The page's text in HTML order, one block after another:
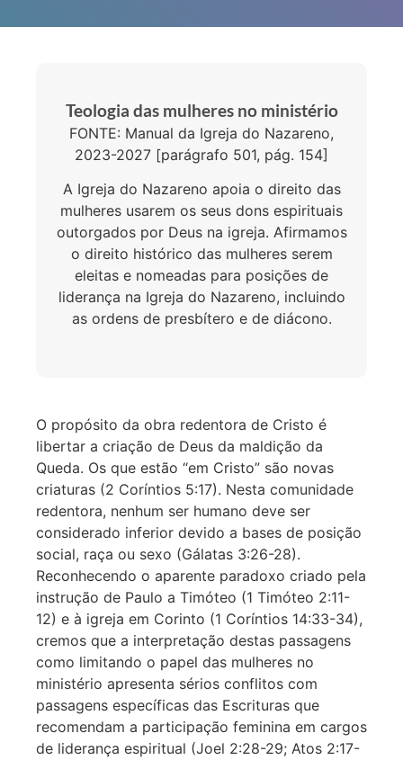
Teologia das mulheres no ministério
FONTE: Manual da Igreja do Nazareno,
2023-2027 [parágrafo 501, pág. 154]
A Igreja do Nazareno apoia o direito das
mulheres usarem os seus dons espirituais
outorgados por Deus na igreja. Afirmamos
o direito histórico das mulheres serem
eleitas e nomeadas para posições de
liderança na Igreja do Nazareno, incluindo
as ordens de presbítero e de diácono.
O propósito da obra redentora de Cristo é
libertar a criação de Deus da maldição da
Queda. Os que estão “em Cristo” são novas
criaturas (2 Coríntios 5:17). Nesta comunidade
redentora, nenhum ser humano deve ser
considerado inferior devido a bases de posição
social, raça ou sexo (Gálatas 3:26-28).
Reconhecendo o aparente paradoxo criado pela
instrução de Paulo a Timóteo (1 Timóteo 2:11-
12) e à igreja em Corinto (1 Coríntios 14:33-34),
cremos que a interpretação destas passagens
como limitando o papel das mulheres no
ministério apresenta sérios conflitos com
passagens específicas das Escrituras que
recomendam a participação feminina em cargos
de liderança espiritual (Joel 2:28-29; Atos 2:17-